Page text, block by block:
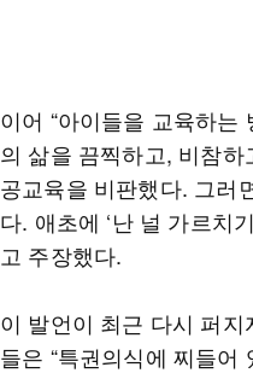
이어 “아이들을 교육하
의 삶을 끔찍하고, 비참
공교육을 비판했다. 그러
다. 애초에 ‘난 널 가르치
고 주장했다.
이 발언이 최근 다시 퍼
들은 “특권의식에 찌들어